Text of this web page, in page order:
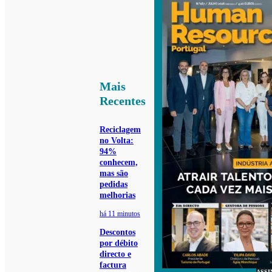
Mais
Recentes
Reciclagem
no Volta:
94%
conhecem,
mas são
pedidas
melhorias
há 11 minutos
Descontos
por débito
directo e
factura